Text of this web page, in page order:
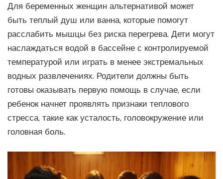
Для беременных женщин альтернативой может
быть теплый душ или ванна, которые помогут
расслабить мышцы без риска перегрева. Дети могут
наслаждаться водой в бассейне с контролируемой
температурой или играть в менее экстремальных
водных развлечениях. Родители должны быть
готовы оказывать первую помощь в случае, если
ребенок начнет проявлять признаки теплового
стресса, такие как усталость, головокружение или
головная боль.